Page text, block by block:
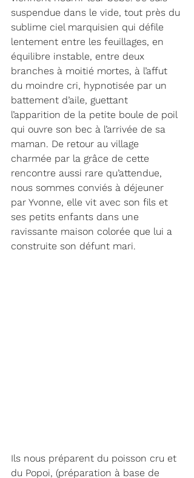
suspendue dans le vide, tout près du
sublime ciel marquisien qui défile
lentement entre les feuillages, en
équilibre instable, entre deux
branches à moitié mortes, à l’affut
du moindre cri, hypnotisée par un
battement d’aile, guettant
l’apparition de la petite boule de poil
qui ouvre son bec à l’arrivée de sa
maman. De retour au village
charmée par la grâce de cette
rencontre aussi rare qu’attendue,
nous sommes conviés à déjeuner
par Yvonne, elle vit avec son fils et
ses petits enfants dans une
ravissante maison colorée que lui a
construite son défunt mari.
Ils nous préparent du poisson cru et
du Popoi, (préparation à base de